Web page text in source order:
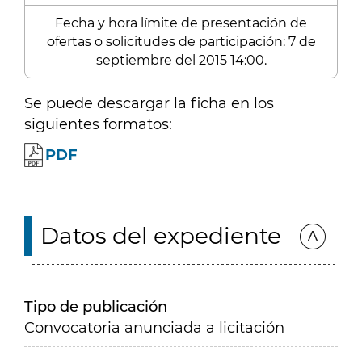
Fecha y hora límite de presentación de
ofertas o solicitudes de participación: 7 de
septiembre del 2015 14:00.
Se puede descargar la ficha en los
siguientes formatos:
PDF
Datos del expediente
Tipo de publicación
Convocatoria anunciada a licitación